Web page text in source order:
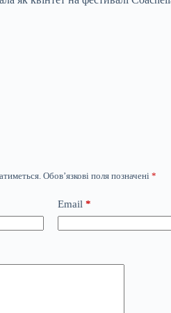
Обов’язкові поля позначені *
Email *